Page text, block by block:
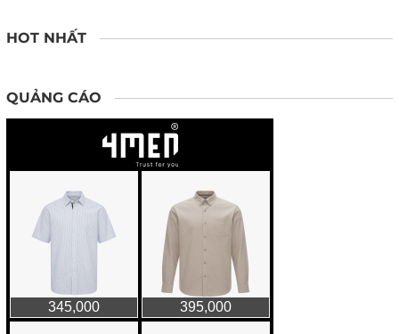
HOT NHẤT
QUẢNG CÁO